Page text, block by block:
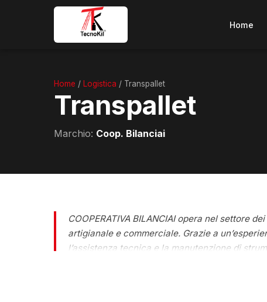
Home
Home / Logistica / Transpallet
Transpallet
Marchio: Coop. Bilanciai
COOPERATIVA BILANCIAI opera nel settore
artigianale e commerciale. Grazie a
l’assistenza tecnica e la manutenzione di